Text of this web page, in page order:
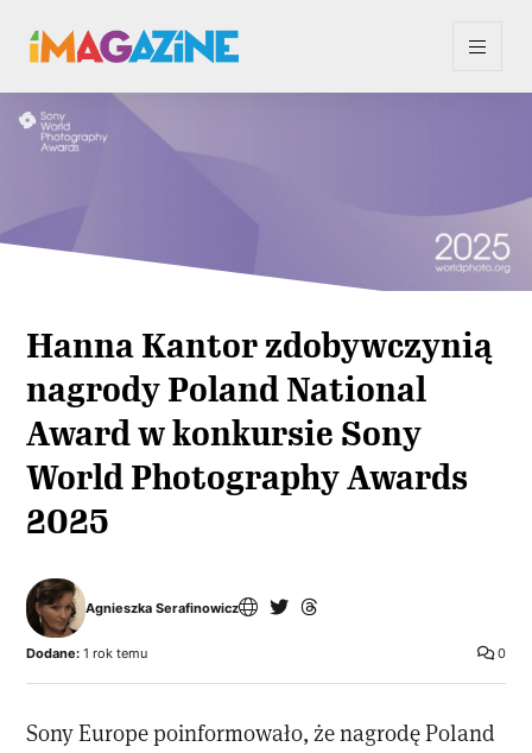
Hanna Kantor zdobywczynią
nagrody Poland National
Award w konkursie Sony
World Photography Awards
2025
Agnieszka Serafinowicz
0
Dodane: 1 rok temu
Sony Europe poinformowało, że nagrodę Poland